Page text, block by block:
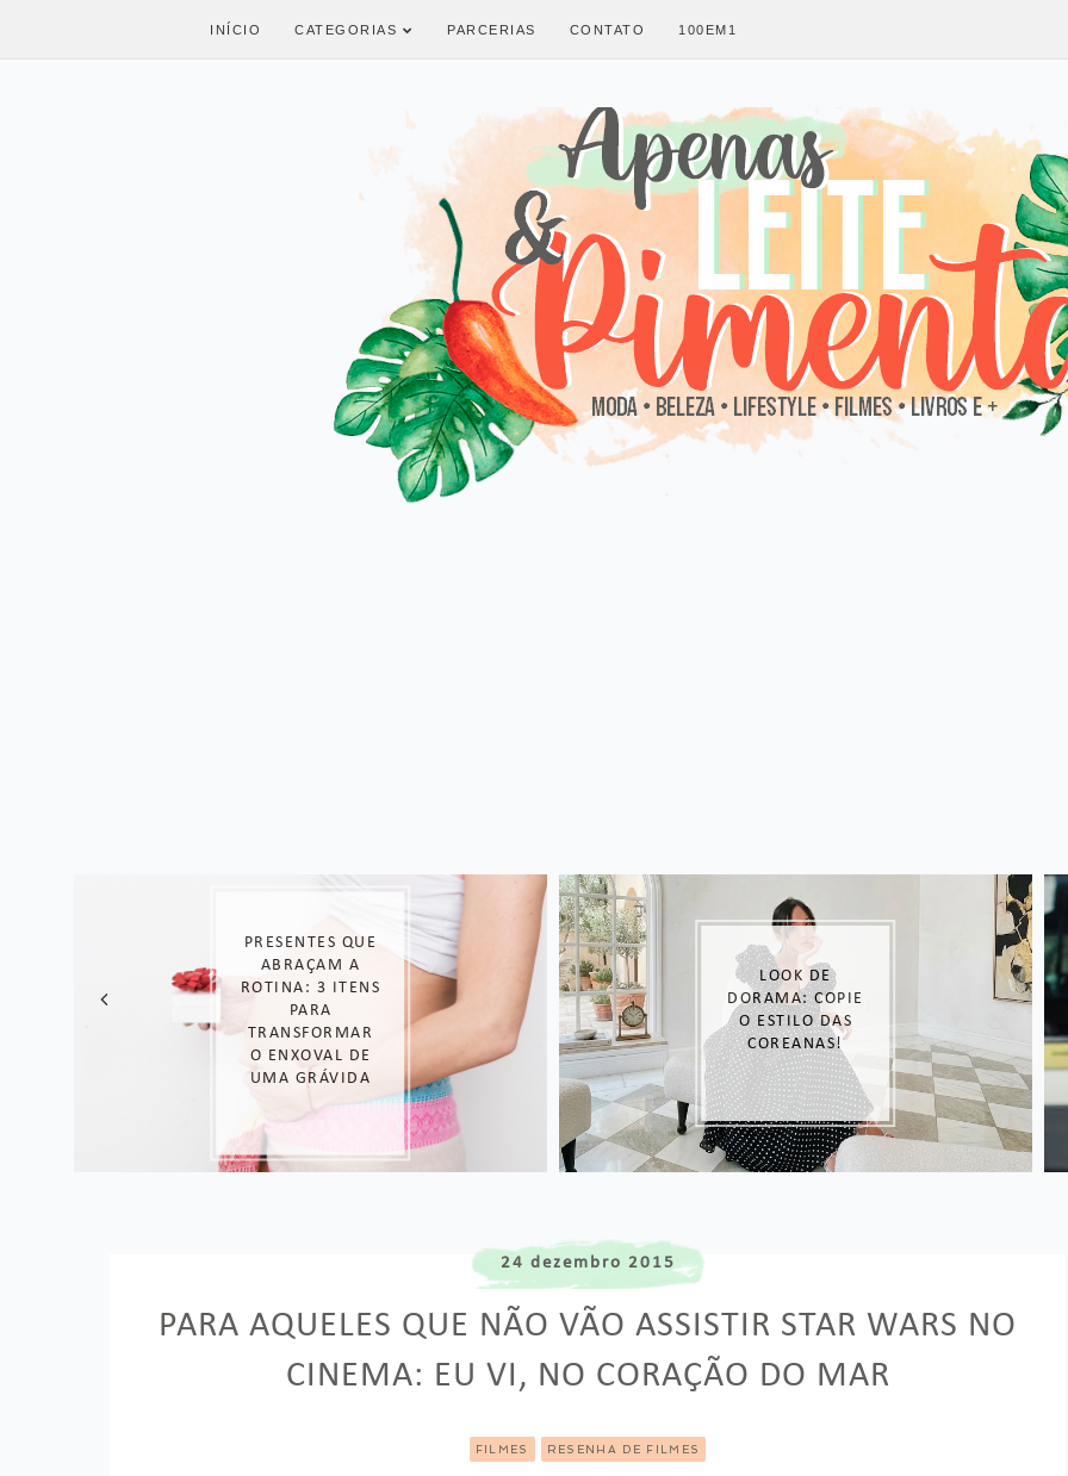
INÍCIO CATEGORIAS PARCERIAS CONTATO 100EM1
PRESENTES QUE
ABRAÇAM A
ROTINA: 3 ITENS
TRANSFORMAR
O ENXOVAL DE
UMA GRÁVIDA
LOOK DE
DORAMA: COPIE
O ESTILO DAS
COREANAS!
24 dezembro 2015
PARA AQUELES QUE NÃO VÃO ASSISTIR STAR WARS NO
CINEMA: EU VI, NO CORAÇÃO DO MAR
FILMES RESENHA DE FILMES